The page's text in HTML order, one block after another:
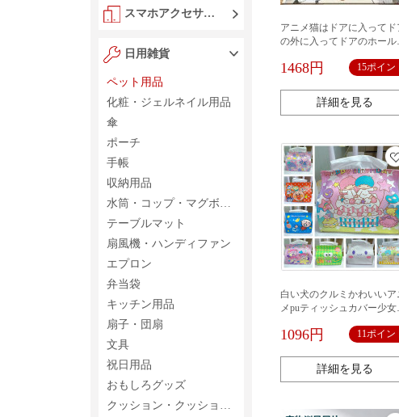
スマホアクセサリー
日用雑貨
ペット用品
化粧・ジェルネイル用品
傘
ポーチ
手帳
収納用品
水筒・コップ・マグボトル
テーブルマット
扇風機・ハンディファン
エプロン
弁当袋
キッチン用品
扇子・団扇
文具
祝日用品
おもしろグッズ
クッション・クッションカバー
アニメ猫はドアに入ってド
の外に入ってドアのホール
足踏みマットを裁断するこ
1468円 15ポイン
詳細を見る
白い犬のクルミかわいいア
メpuティッシュカバー少女
1096円 11ポイン
詳細を見る